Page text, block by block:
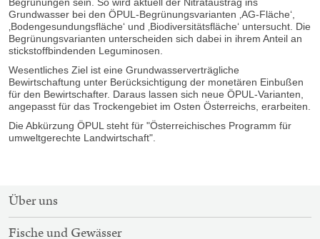
Grundwasser bei den ÖPUL-Begrünungsvarianten ‚AG-Fläche‘,
‚Bodengesundungsfläche‘ und ‚Biodiversitätsfläche‘ untersucht. Die
Begrünungsvarianten unterscheiden sich dabei in ihrem Anteil an
stickstoffbindenden Leguminosen.
Wesentliches Ziel ist eine Grundwasserverträgliche
Bewirtschaftung unter Berücksichtigung der monetären Einbußen
für den Bewirtschafter. Daraus lassen sich neue ÖPUL-Varianten,
angepasst für das Trockengebiet im Osten Österreichs, erarbeiten.
Die Abkürzung ÖPUL steht für "Österreichisches Programm für
umweltgerechte Landwirtschaft".
SITEMAP-
NAVIGATION
Über uns
Fische und Gewässer